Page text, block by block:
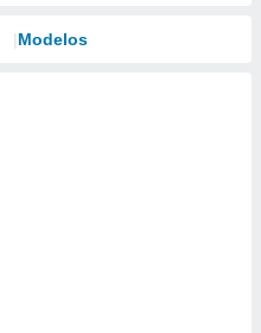
Modelos